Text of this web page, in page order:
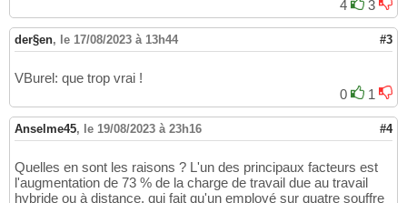
4
3
der§en, le 17/08/2023 à 13h44 #3
VBurel: que trop vrai !
0
1
Anselme45, le 19/08/2023 à 23h16 #4
Quelles en sont les raisons ? L'un des principaux facteurs est
l'augmentation de 73 % de la charge de travail due au travail
hybride ou à distance, qui fait qu'un employé sur quatre souffre